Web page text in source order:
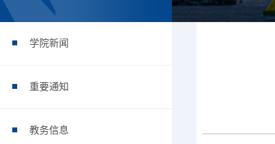
学院新闻
重要通知
教务信息